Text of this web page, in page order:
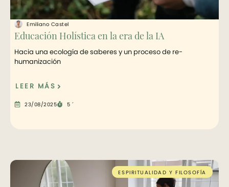
Emiliano Castel
Educación Holística en la era de la IA
Hacia una ecología de saberes y un proceso de re-
humanización
LEER MÁS
23/08/2025 5 ´
ESPIRITUALIDAD Y FILOSOFÍA